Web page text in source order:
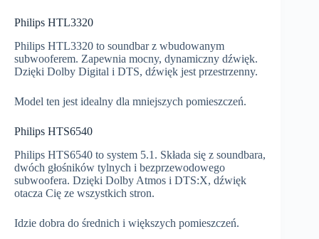
Philips HTL3320
Philips HTL3320 to soundbar z wbudowanym
subwooferem. Zapewnia mocny, dynamiczny dźwięk.
Dzięki Dolby Digital i DTS, dźwięk jest przestrzenny.
Model ten jest idealny dla mniejszych pomieszczeń.
Philips HTS6540
Philips HTS6540 to system 5.1. Składa się z soundbara,
dwóch głośników tylnych i bezprzewodowego
subwoofera. Dzięki Dolby Atmos i DTS:X, dźwięk
otacza Cię ze wszystkich stron.
Idzie dobra do średnich i większych pomieszczeń.